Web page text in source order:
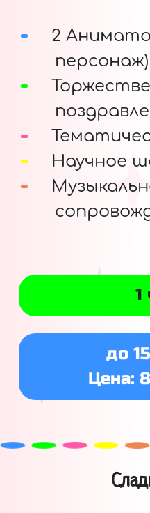
2
персонаж)
Научное
1
до
Цена: